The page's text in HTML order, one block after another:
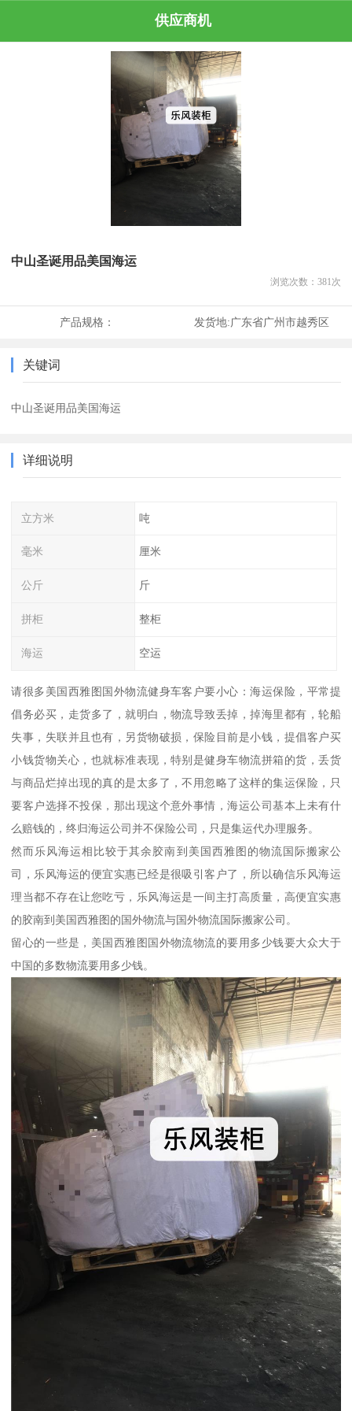
供应商机
中山圣诞用品美国海运
浏览次数： 381 次
产品规格： 发货地:广东省广州市越秀区
关键词
中山圣诞用品美国海运
详细说明
立方米 吨
毫米 厘米
公斤 斤
拼柜 整柜
海运 空运
请很多美国西雅图国外物流健身车客户要小心：海运保险，平常提
倡务必买，走货多了，就明白，物流导致丢掉，掉海里都有，轮船
失事，失联并且也有，另货物破损，保险目前是小钱，提倡客户买
小钱货物关心，也就标准表现，特别是健身车物流拼箱的货，丢货
与商品烂掉出现的真的是太多了，不用忽略了这样的集运保险，只
要客户选择不投保，那出现这个意外事情，海运公司基本上未有什
么赔钱的，终归海运公司并不保险公司，只是集运代办理服务。
然而乐风海运相比较于其余胶南到美国西雅图的物流国际搬家公
司，乐风海运的便宜实惠已经是很吸引客户了，所以确信乐风海运
理当都不存在让您吃亏，乐风海运是一间主打高质量，高便宜实惠
的胶南到美国西雅图的国外物流与国外物流国际搬家公司。
留心的一些是，美国西雅图国外物流物流的要用多少钱要大众大于
中国的多数物流要用多少钱。